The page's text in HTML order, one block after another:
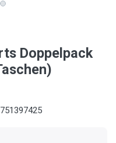
Doppelpack